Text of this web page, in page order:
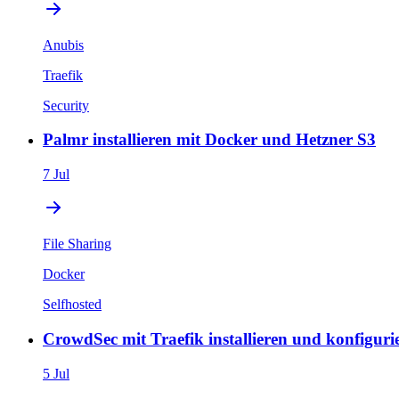
Anubis
Traefik
Security
Palmr installieren mit Docker und Hetzner S3
7 Jul
File Sharing
Docker
Selfhosted
CrowdSec mit Traefik installieren und
5 Jul